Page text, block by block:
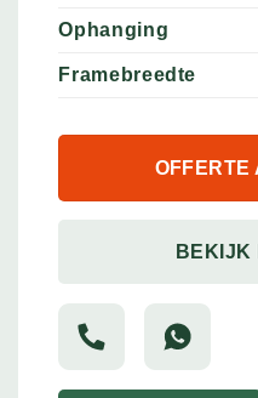
Ophanging
Framebreedte
OFFERTE
BEKIJK